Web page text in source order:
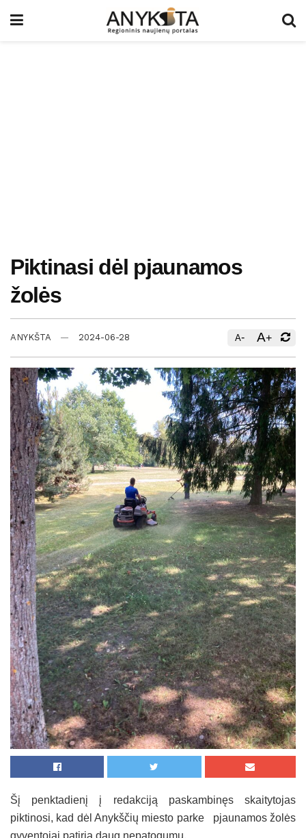
Piktinasi dėl pjaunamos
žolės
ANYKŠTA 2024-06-28 A- A+
Šį penktadienį į redakciją paskambinęs skaitytojas
piktinosi, kad dėl Anykščių miesto parke pjaunamos žolės